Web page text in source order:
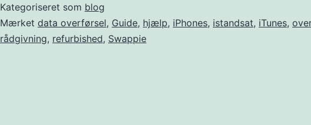
Kategoriseret som blog
Mærket data overførsel, Guide, hjælp, iPhones, istandsat, iTunes,
rådgivning, refurbished, Swappie